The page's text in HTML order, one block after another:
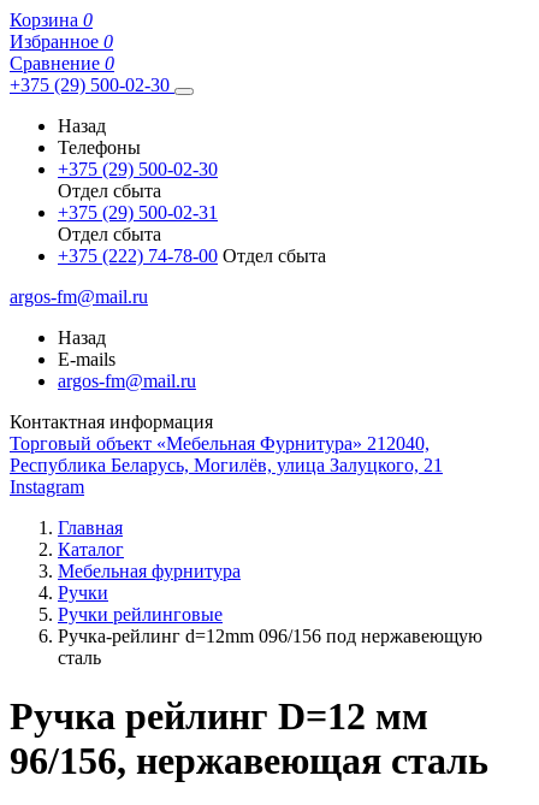
Корзина 0
Избранное 0
Сравнение 0
+375 (29) 500-02-30
Назад
Телефоны
+375 (29) 500-02-30
Отдел сбыта
+375 (29) 500-02-31
Отдел сбыта
+375 (222) 74-78-00 Отдел сбыта
argos-fm@mail.ru
Назад
E-mails
argos-fm@mail.ru
Контактная информация
Торговый объект «Мебельная Фурнитура» 212040,
Республика Беларусь, Могилёв, улица Залуцкого, 21
Instagram
Главная
Каталог
Мебельная фурнитура
Ручки
Ручки рейлинговые
Ручка-рейлинг d=12mm 096/156 под нержавеющую
сталь
Ручка рейлинг D=12 мм
96/156, нержавеющая сталь